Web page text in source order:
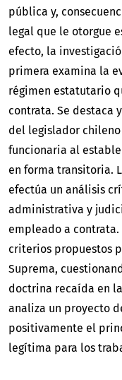
pública y,
legal que le otorgue
efecto, la
primera examina la
régimen estatutario
contrata. Se destaca
del legislador
funcionaria al
en forma transitoria.
efectúa un análisis
administrativa y
empleado a
criterios propuestos
Suprema,
doctrina recaída en
analiza un proyecto
positivamente el
legítima para los